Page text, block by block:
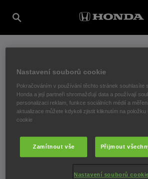
PŘÍSLUŠENSTVÍ
PŘÍSLUŠENSTVÍ A
Užijte si vůz Honda ještě více díky
Nastavení souborů cookie
Pokračováním v používání těchto stránek souhlasíte
Honda a její partneři shromažďují data a používají
personalizaci reklam, funkce sociálních médií a
aktualizace můžete kdykoli zjistit kliknutím na
cookie
Zamítnout vše Přijmout
Nastavení souborů